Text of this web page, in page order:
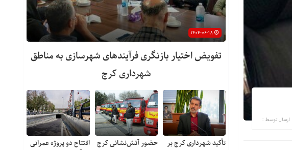
ارسال توسط :
تفویض اختیار بازنگری فرآیندهای شهرسازی به مناطق
شهرداری کرج
تأکید شهرداری کرج بر
حضور آتش‌نشانی کرج
افتتاح دو پروژه عمرانی